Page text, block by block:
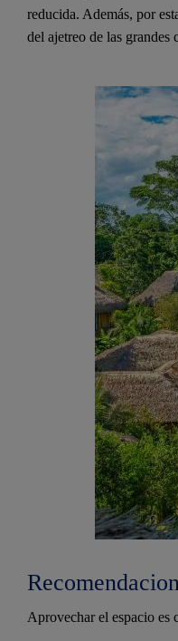
reducida. Además, por
del ajetreo de las
Aprovechar el espacio es